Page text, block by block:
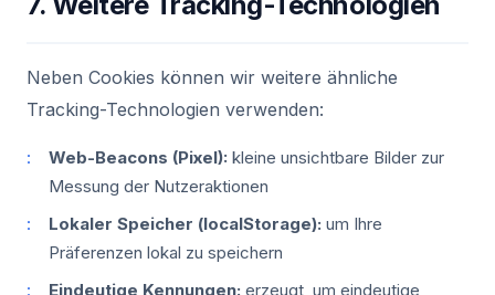
Neben Cookies können wir weitere ähnliche
Tracking-Technologien verwenden:
Web-Beacons (Pixel): kleine unsichtbare Bilder zur
Messung der Nutzeraktionen
Lokaler Speicher (localStorage): um Ihre
Präferenzen lokal zu speichern
Eindeutige Kennungen: erzeugt, um eindeutige